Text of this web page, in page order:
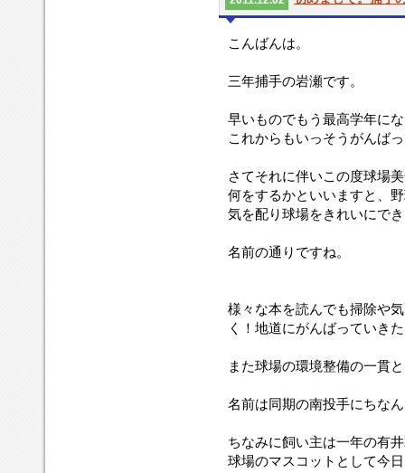
こんばんは。
三年捕手の岩瀬です。
早いものでもう最高学年に
これからもいっそうがんば
さてそれに伴いこの度球場
何をするかといいますと、
気を配り球場をきれいにで
名前の通りですね。
様々な本を読んでも掃除や
く！地道にがんばっていき
また球場の環境整備の一貫
名前は同期の南投手にちな
ちなみに飼い主は一年の有
球場のマスコットとして今